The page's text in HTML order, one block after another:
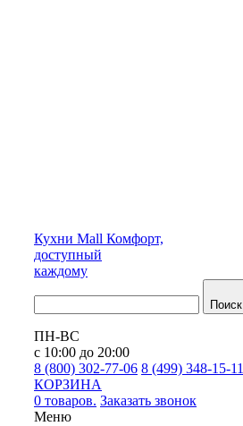
Кухни Mall Комфорт,
доступный
каждому
Поиск
ПН-ВС
с 10:00 до 20:00
8 (800) 302-77-06 8 (499) 348-15-11
КОРЗИНА
0 товаров. Заказать звонок
Меню